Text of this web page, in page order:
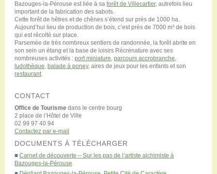
Bazouges-la-Pérouse est liée à sa forêt de Villecartier, autrefois lieu
important de la fabrication des sabots.
Cette forêt de hêtres et de chênes s’étend sur près de 1000 ha.
Aujourd’hui lieu de production de bois, c’est près de 7000 m³ de bois
qui est récolté sur place.
Parsemée de très nombreux sentiers de randonnée, la forêt abrite en
son sein un étang et la base de loisirs Récrénature avec ses
nombreuses activités : port miniature, parcours accrobranche,
ludothèque, balade à poney, aires de jeux pour les enfants et son
restaurant.
CONTACT
Office de Tourisme dans le centre bourg
2 place de l’Hôtel de Ville
02 99 97 40 94
Contactez par e-mail
DOCUMENTS À TÉLÉCHARGER
■ Carnet de découverte – Sur les pas de l’artiste alchimiste à
Bazouges-la-Pérouse